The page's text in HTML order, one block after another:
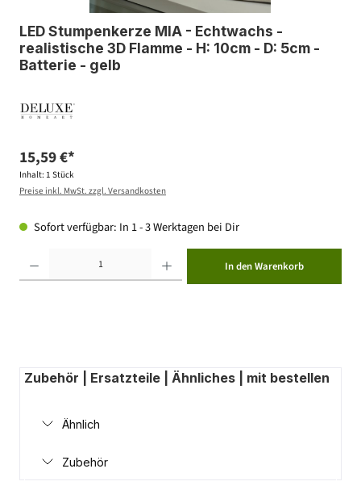
LED Stumpenkerze MIA - Echtwachs -
realistische 3D Flamme - H: 10cm - D: 5cm -
Batterie - gelb
15,59 €*
Inhalt: 1 Stück
Preise inkl. MwSt. zzgl. Versandkosten
Sofort verfügbar: In 1 - 3 Werktagen bei Dir
In den Warenkorb
Zubehör | Ersatzteile | Ähnliches | mit bestellen
Ähnlich
Zubehör